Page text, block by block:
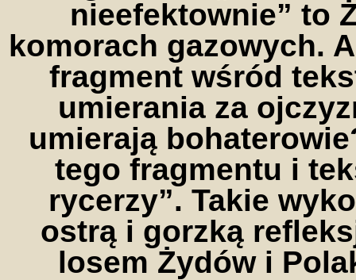
nieefektownie” to
komorach gazowych.
fragment wśród
umierania za
umierają
tego fragmentu i
rycerzy”. Takie
ostrą i gorzką
losem Żydów i